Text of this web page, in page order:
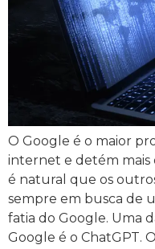
O Google é o maior
internet e detém mais
é natural que os
sempre em busca de
fatia do Google. Uma
Google é o ChatGPT.